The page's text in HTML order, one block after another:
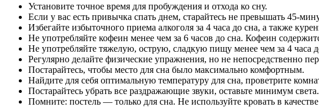
Установите точное время для пробуждения и отхода ко сну.
Если у вас есть привычка спать днем, старайтесь не превышать 45-
Избегайте избыточного приема алкоголя за 4 часа до сна, а также
Не употребляйте кофеин менее чем за 6 часов до сна. Кофеин
Не употребляйте тяжелую, острую, сладкую пищу менее чем за 4 часа
Регулярно делайте физические упражнения, но не непосредственно
Постарайтесь, чтобы место для сна было максимально комфортным.
Найдите для себя оптимальную температуру для сна, проветрите
Постарайтесь убрать все раздражающие звуки, оставьте минимум света.
Помните: постель — только для сна. Не используйте кровать в